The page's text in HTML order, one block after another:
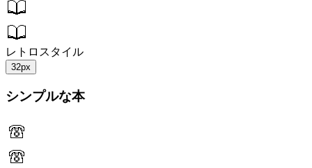
レトロスタイル
32px
シンプルな本